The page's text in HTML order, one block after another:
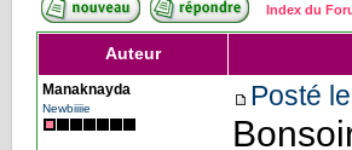
Index du
Auteur
Manaknayda
Newbiiiie Posté